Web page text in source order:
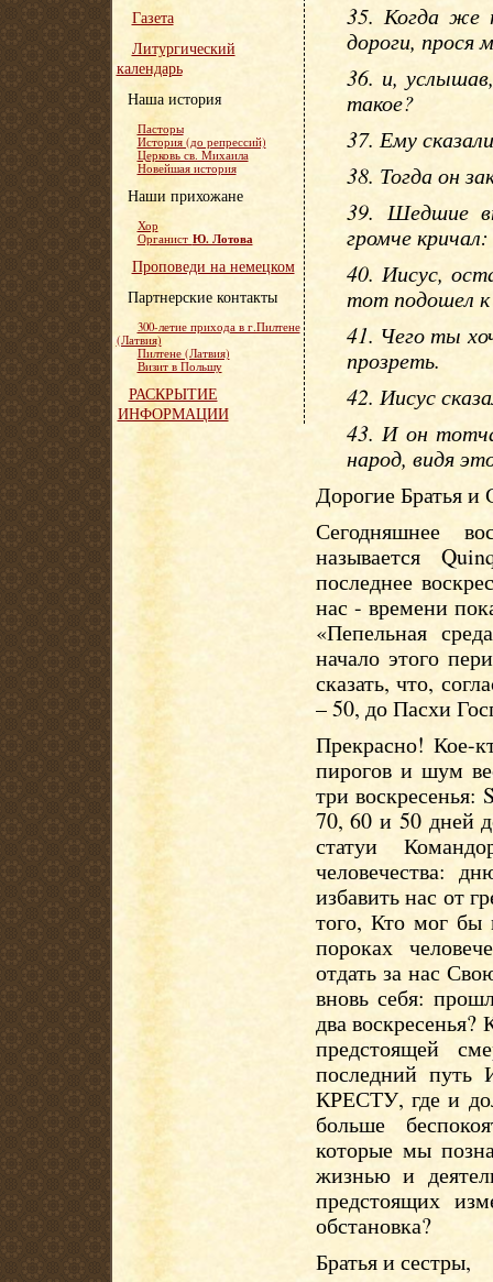
35. Когда же
дороги, прося
36. и,
такое?
37. Ему
38. Тогда он
39. Шедшие
громче
40. Иисус,
тот подошел к
41. Чего ты
прозреть.
42. Иисус
43. И он
народ, видя
Дорогие Братья и
Сегодняшнее
называется
последнее
нас - времени
«Пепельная
начало этого
сказать, что,
– 50, до Пасхи
Прекрасно! Кое-
пирогов и шум
три воскресенья:
70, 60 и 50 дней
статуи
человечества:
избавить нас от
того, Кто мог бы
пороках
отдать за нас
вновь себя:
два
предстоящей
последний путь
КРЕСТУ, где и
больше
которые мы
жизнью и
предстоящих
обстановка?
Братья и сестры,
Газета
Литургический
календарь
Наша история
Пасторы
История (до репрессий)
Церковь св. Михаила
Новейшая история
Наши прихожане
Хор
Органист Ю. Лотова
Проповеди на немецком
Партнерские контакты
300-летие прихода в г.Пилтене
(Латвия)
Пилтене (Латвия)
Визит в Польшу
РАСКРЫТИЕ
ИНФОРМАЦИИ